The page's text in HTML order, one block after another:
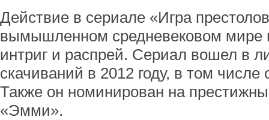
Действие в сериале «Игра
вымышленном cредневековом мире
интриг и распрей. Сериал вошел в
скачиваний в 2012 году, в том числе
Также он номинирован на
«Эмми».